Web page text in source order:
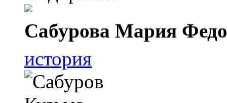
Сабурова Мария
история